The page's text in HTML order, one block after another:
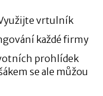
vrtulník
každé firmy
prohlídek
se ale můžou